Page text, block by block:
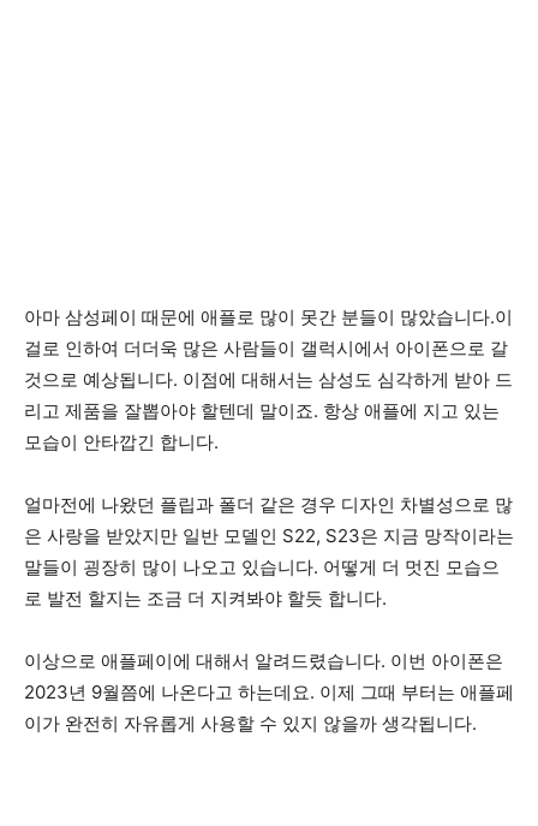
아마 삼성페이 때문에 애플로 많이 못간 분들이 많았습니다.이
걸로 인하여 더더욱 많은 사람들이 갤럭시에서 아이폰으로 갈
것으로 예상됩니다. 이점에 대해서는 삼성도 심각하게 받아 드
리고 제품을 잘뽑아야 할텐데 말이죠. 항상 애플에 지고 있는
모습이 안타깝긴 합니다.
얼마전에 나왔던 플립과 폴더 같은 경우 디자인 차별성으로 많
은 사랑을 받았지만 일반 모델인 S22, S23은 지금 망작이라는
말들이 굉장히 많이 나오고 있습니다. 어떻게 더 멋진 모습으
로 발전 할지는 조금 더 지켜봐야 할듯 합니다.
이상으로 애플페이에 대해서 알려드렸습니다. 이번 아이폰은
2023년 9월쯤에 나온다고 하는데요. 이제 그때 부터는 애플페
이가 완전히 자유롭게 사용할 수 있지 않을까 생각됩니다.